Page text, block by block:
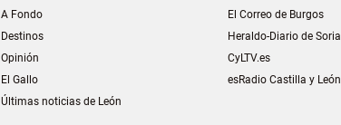
A Fondo
Destinos
Opinión
El Gallo
Últimas noticias de León
El Correo de Burgos
Heraldo-Diario de Soria
CyLTV.es
esRadio Castilla y León